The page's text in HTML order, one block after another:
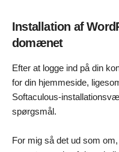
Installation af
domænet
Efter at logge ind på din
for din hjemmeside,
Softaculous-
spørgsmål.
For mig så det ud som om,